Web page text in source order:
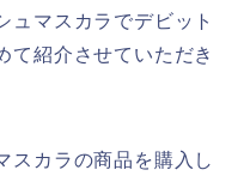
ュマスカラでデビット
て紹介させていただき
スカラの商品を購入し